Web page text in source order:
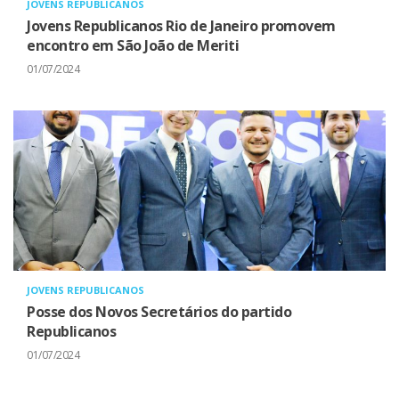
JOVENS REPUBLICANOS
Jovens Republicanos Rio de Janeiro promovem
encontro em São João de Meriti
01/07/2024
JOVENS REPUBLICANOS
Posse dos Novos Secretários do partido
Republicanos
01/07/2024